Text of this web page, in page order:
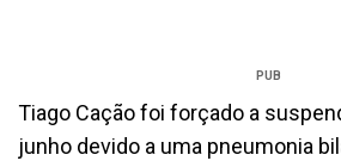
PUB
Tiago Cação foi forçado a
junho devido a uma pneumonia